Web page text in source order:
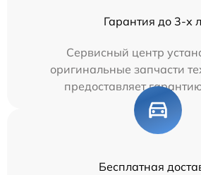
Гарантия до 3-х
Сервисный центр
оригинальные запчасти
предоставляет
Бесплатная